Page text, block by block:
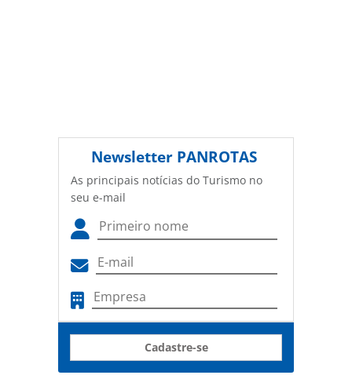
Newsletter PANROTAS
As principais notícias do Turismo no
seu e-mail
Cadastre-se